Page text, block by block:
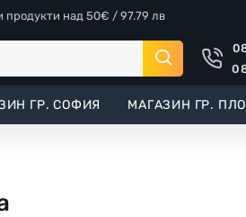
продукти над 50€ / 97.79 лв
ГР. СОФИЯ МАГАЗИН ГР.